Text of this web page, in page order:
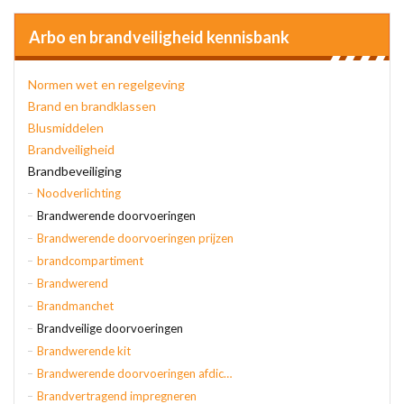
Arbo en brandveiligheid kennisbank
Normen wet en regelgeving
Brand en brandklassen
Blusmiddelen
Brandveiligheid
Brandbeveiliging
Noodverlichting
Brandwerende doorvoeringen
Brandwerende doorvoeringen prijzen
brandcompartiment
Brandwerend
Brandmanchet
Brandveilige doorvoeringen
Brandwerende kit
Brandwerende doorvoeringen afdichten
Brandvertragend impregneren